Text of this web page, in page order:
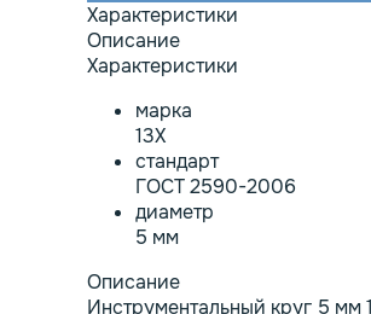
Характеристики
Описание
Характеристики
марка
13Х
стандарт
ГОСТ 2590-2006
диаметр
5 мм
Описание
Инструментальный круг 5 мм